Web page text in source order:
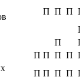
П П П
П
П П П П
П П П П